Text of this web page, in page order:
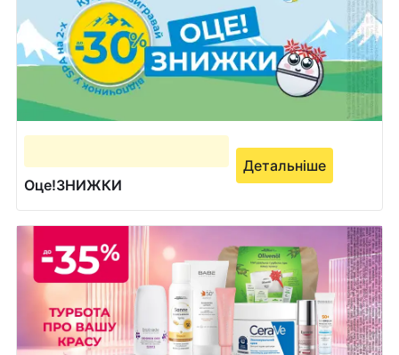
Оце!ЗНИЖКИ
Детальніше